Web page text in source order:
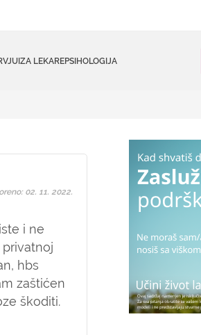
ZA LEKAREPSIHOLOGIJA
i ne
hbs
zaštićen
škoditi.
02. 11. 2022.